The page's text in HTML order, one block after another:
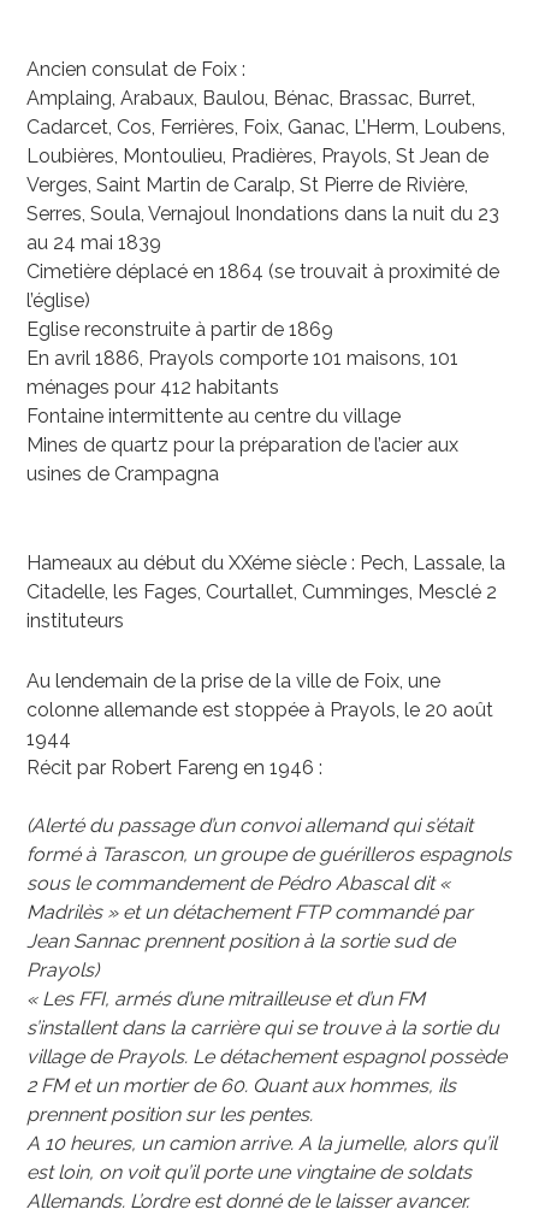
Ancien consulat de Foix :
Amplaing, Arabaux, Baulou, Bénac, Brassac, Burret,
Cadarcet, Cos, Ferrières, Foix, Ganac, L’Herm, Loubens,
Loubières, Montoulieu, Pradières, Prayols, St Jean de
Verges, Saint Martin de Caralp, St Pierre de Rivière,
Serres, Soula, Vernajoul Inondations dans la nuit du 23
au 24 mai 1839
Cimetière déplacé en 1864 (se trouvait à proximité de
l’église)
Eglise reconstruite à partir de 1869
En avril 1886, Prayols comporte 101 maisons, 101
ménages pour 412 habitants
Fontaine intermittente au centre du village
Mines de quartz pour la préparation de l’acier aux
usines de Crampagna
Hameaux au début du XXéme siècle : Pech, Lassale, la
Citadelle, les Fages, Courtallet, Cumminges, Mesclé 2
instituteurs
Au lendemain de la prise de la ville de Foix, une
colonne allemande est stoppée à Prayols, le 20 août
1944
Récit par Robert Fareng en 1946 :
(Alerté du passage d’un convoi allemand qui s’était
formé à Tarascon, un groupe de guérilleros espagnols
sous le commandement de Pédro Abascal dit «
Madrilès » et un détachement FTP commandé par
Jean Sannac prennent position à la sortie sud de
Prayols)
« Les FFI, armés d’une mitrailleuse et d’un FM
s’installent dans la carrière qui se trouve à la sortie du
village de Prayols. Le détachement espagnol possède
2 FM et un mortier de 60. Quant aux hommes, ils
prennent position sur les pentes.
A 10 heures, un camion arrive. A la jumelle, alors qu’il
est loin, on voit qu’il porte une vingtaine de soldats
Allemands. L’ordre est donné de le laisser avancer.